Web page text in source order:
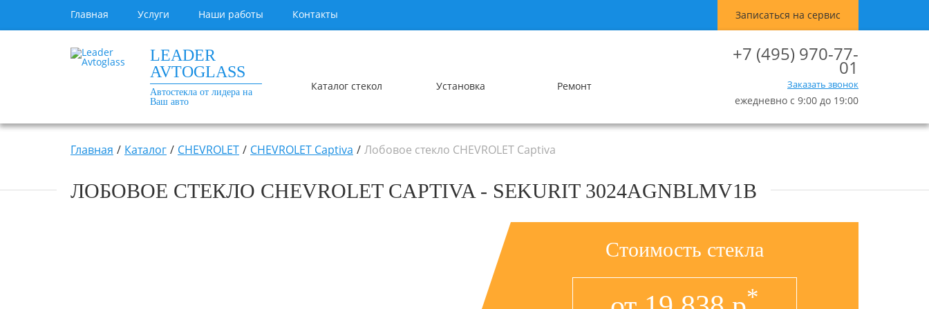
Главная Услуги Наши работы Контакты Записаться на сервис
LEADER
AVTOGLASS
Автостекла от лидера на
Ваш авто
Каталог стекол Установка Ремонт
+7 (495) 970-77-
01
Заказать звонок
ежедневно с 9:00 до 19:00
Главная Каталог CHEVROLET CHEVROLET Captiva Лобовое стекло CHEVROLET Captiva
ЛОБОВОЕ СТЕКЛО CHEVROLET CAPTIVA - SEKURIT 3024AGNBLMV1B
Стоимость стекла
*